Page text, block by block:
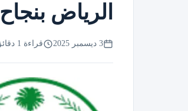
الرياض بنجاح
3 ديسمبر 2025 قراءة 1 دقائق